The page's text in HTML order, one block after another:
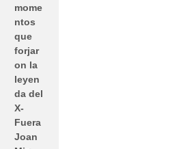
mome
ntos
que
forjar
on la
leyen
da del
X-
Fuera
Joan